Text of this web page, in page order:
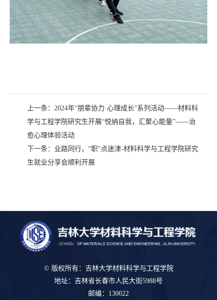
上一条： 2024年“朋辈协力·心理成长”系列活动——材料科
学与工程学院研究生开展“悦纳自我，汇聚心能量”——治
愈心理体验活动
下一条： 业路同行，“职”点迷津-材料科学与工程学院研究
生就业分享会顺利开展
© 版权所有：吉林大学材料科学与工程学院
地址：吉林省长春市人民大街5988号
邮编：130022